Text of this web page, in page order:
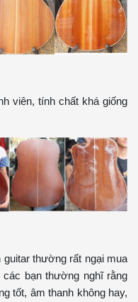
viên, tính chất khá giống
guitar thường rất ngại mua
bạn thường nghĩ rằng
tốt, âm thanh không hay,